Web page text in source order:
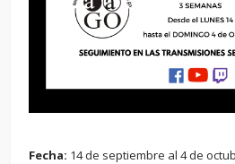
Fecha: 14 de septiembre al 4 de